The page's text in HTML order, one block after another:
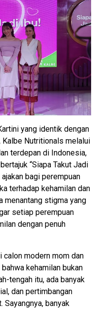
yang identik dengan
Kalbe Nutritionals melalui
terdepan di Indonesia,
“Siapa Takut Jadi
bagi perempuan
terhadap kehamilan dan
menantang stigma yang
setiap perempuan
dengan penuh
calon modern mom dan
kehamilan bukan
tengah itu, ada banyak
dan pertimbangan
banyak